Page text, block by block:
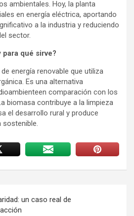
ambientales. Hoy, la planta
en energía eléctrica, aportando
a la industria y reduciendo
sector.
para qué sirve?
energía renovable que utiliza
Es una alternativa
comparación con los
biomasa contribuye a la limpieza
el desarrollo rural y produce
sostenible.
un caso real de